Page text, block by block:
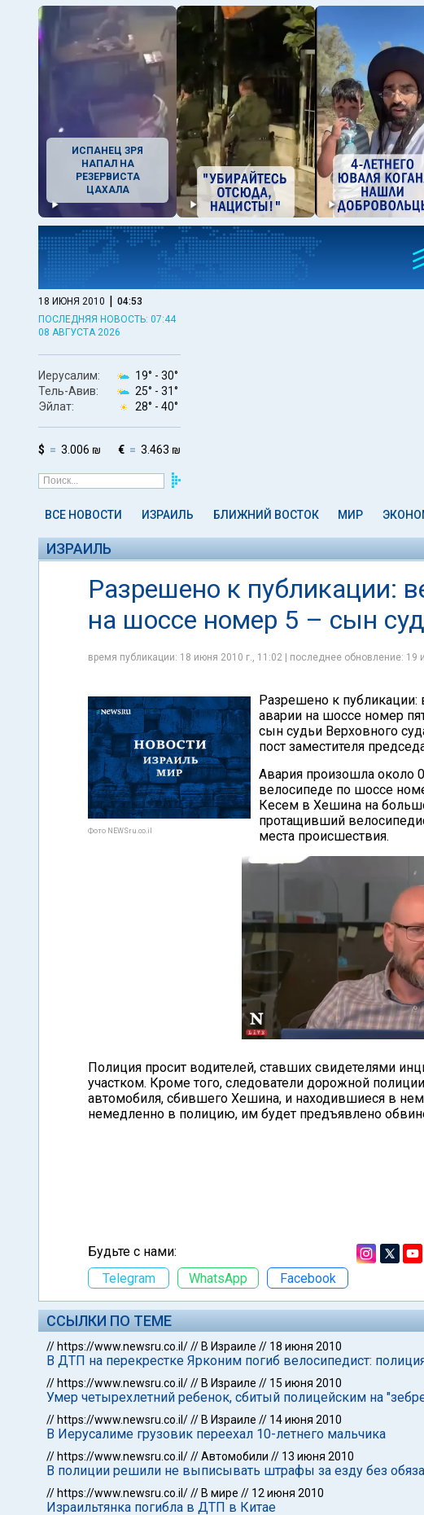
ИСПАНЕЦ ЗРЯ
НАПАЛ НА
РЕЗЕРВИСТА
ЦАХАЛА
18 ИЮНЯ 2010 | 04:53
ПОСЛЕДНЯЯ НОВОСТЬ: 07:44
08 АВГУСТА 2026
Иерусалим: 19° - 30°
Тель-Авив:
25° - 31°
Эйлат:
28° - 40°
$ 3.006 ₪ € 3.463 ₪
ВСЕ НОВОСТИ ИЗРАИЛЬ БЛИЖНИЙ ВОСТОК МИР
ИЗРАИЛЬ
Разрешено к публикации:
на шоссе номер 5 – сын
время публикации: 18 июня 2010 г., 11:02 | последнее обновление: 19
Фото NEWSru.co.il
Разрешено к публикации:
аварии на шоссе номер
сын судьи Верховного
пост заместителя
Авария произошла около
велосипеде по шоссе
Кесем в Хешина на
протащивший
места происшествия.
Полиция просит водителей, ставших свидетелями
участком. Кроме того, следователи дорожной
автомобиля, сбившего Хешина, и находившиеся в
немедленно в полицию, им будет предъявлено
Будьте с нами:
Telegram
WhatsApp Facebook
ССЫЛКИ ПО ТЕМЕ
// https://www.newsru.co.il/// В Израиле // 18 июня 2010
В ДТП на перекрестке Ярконим погиб велосипедист:
// https://www.newsru.co.il/// В Израиле // 15 июня 2010
Умер четырехлетний ребенок, сбитый полицейским на
// https://www.newsru.co.il/// В Израиле // 14 июня 2010
В Иерусалиме грузовик переехал 10-летнего мальчика
// https://www.newsru.co.il///Автомобили // 13 июня 2010
В полиции решили не выписывать штрафы за езду без
// https://www.newsru.co.il/// В мире // 12 июня 2010
Израильтянка погибла в ДТП в Китае